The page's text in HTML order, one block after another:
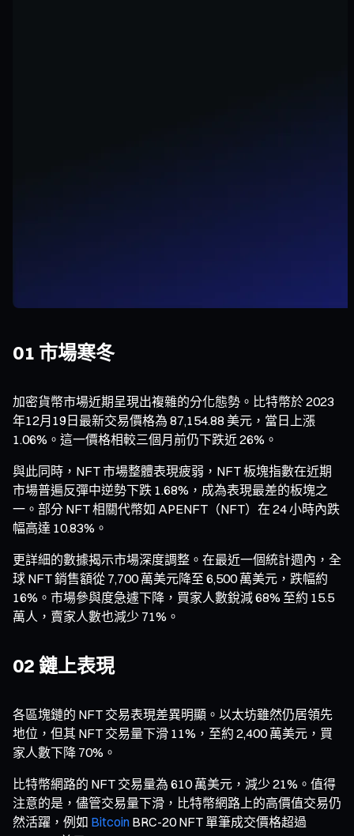
01 市場寒冬
加密貨幣市場近期呈現出複雜的分化態勢。比特幣於 2023
年12月19日最新交易價格為 87,154.88 美元，當日上漲
1.06%。這一價格相較三個月前仍下跌近 26%。
與此同時，NFT 市場整體表現疲弱，NFT 板塊指數在近期
市場普遍反彈中逆勢下跌 1.68%，成為表現最差的板塊之
一。部分 NFT 相關代幣如 APENFT（NFT）在 24 小時內跌
幅高達 10.83%。
更詳細的數據揭示市場深度調整。在最近一個統計週內，全
球 NFT 銷售額從 7,700 萬美元降至 6,500 萬美元，跌幅約
16%。市場參與度急遽下降，買家人數銳減 68% 至約 15.5
萬人，賣家人數也減少 71%。
02 鏈上表現
各區塊鏈的 NFT 交易表現差異明顯。以太坊雖然仍居領先
地位，但其 NFT 交易量下滑 11%，至約 2,400 萬美元，買
家人數下降 70%。
比特幣網路的 NFT 交易量為 610 萬美元，減少 21%。值得
注意的是，儘管交易量下滑，比特幣網路上的高價值交易仍
然活躍，例如 Bitcoin BRC-20 NFT 單筆成交價格超過